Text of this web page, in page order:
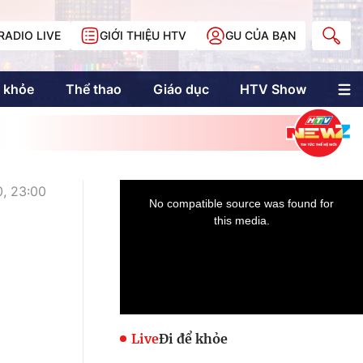
LIVE GIỚI THIỆU HTV GU CỦA BẠN
khỏe Thể thao Giáo dục HTV Show
Multimedia
Multiform
Doanh nhân Sài
Gòn
23:00
LiveĐi để khỏe